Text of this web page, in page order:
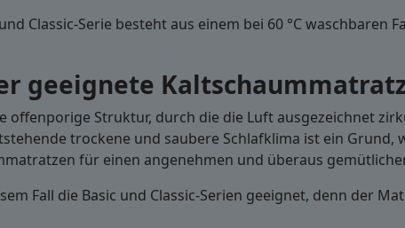
Classic-Serie besteht aus einem bei 60 °C
geeignete
offenporige Struktur, durch die die Luft ausgezeichnet
trockene und saubere Schlafklima ist ein
für einen angenehmen und überaus
Fall die Basic und Classic-Serien geeignet, denn der